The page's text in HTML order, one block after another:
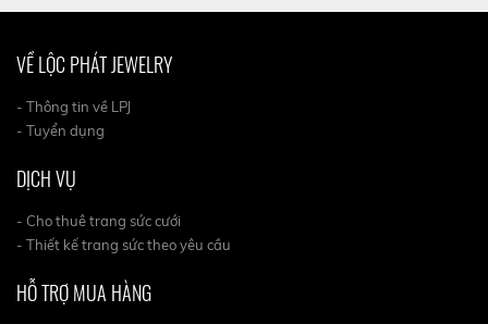
VỀ LỘC PHÁT JEWELRY
- Thông tin về LPJ
- Tuyển dụng
DỊCH VỤ
- Cho thuê trang sức cưới
- Thiết kế trang sức theo yêu cầu
HỖ TRỢ MUA HÀNG